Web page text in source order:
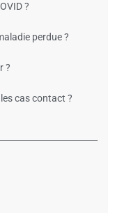
?
perdue ?
?
cas contact ?